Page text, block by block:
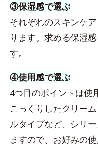
③保湿感で選ぶ
それぞれのスキンケ
ります。求める保湿
す。
④使用感で選ぶ
4つ目のポイントは使
こっくりしたクリー
ルタイプなど、シリ
ますので、お好みの